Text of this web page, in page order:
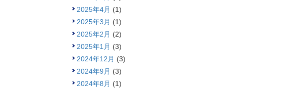
2025年4月 (1)
2025年3月 (1)
2025年2月 (2)
2025年1月 (3)
2024年12月 (3)
2024年9月 (3)
2024年8月 (1)